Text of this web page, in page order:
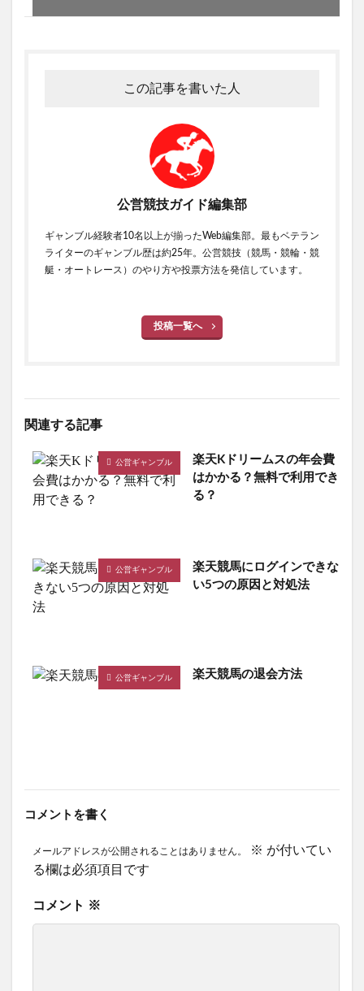
この記事を書いた人
公営競技ガイド編集部
ギャンブル経験者10名以上が揃ったWeb編集部。最もベテラン
ライターのギャンブル歴は約25年。公営競技（競馬・競輪・競
艇・オートレース）のやり方や投票方法を発信しています。
投稿一覧へ
関連する記事
公営ギャンブル
楽天Kドリームスの年会費
はかかる？無料で利用でき
る？
公営ギャンブル
楽天競馬にログインできな
い5つの原因と対処法
公営ギャンブル 楽天競馬の退会方法
コメントを書く
メールアドレスが公開されることはありません。 ※ が付いてい
る欄は必須項目です
コメント ※